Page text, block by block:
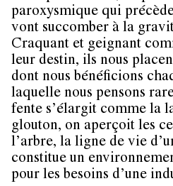
paroxysmique qui
vont succomber à la
Craquant et geignant
leur destin, ils nous
dont nous bénéficions
laquelle nous pensons
fente s’élargit comme la
glouton, on aperçoit les
l’arbre, la ligne de vie
constitue un
pour les besoins d’une